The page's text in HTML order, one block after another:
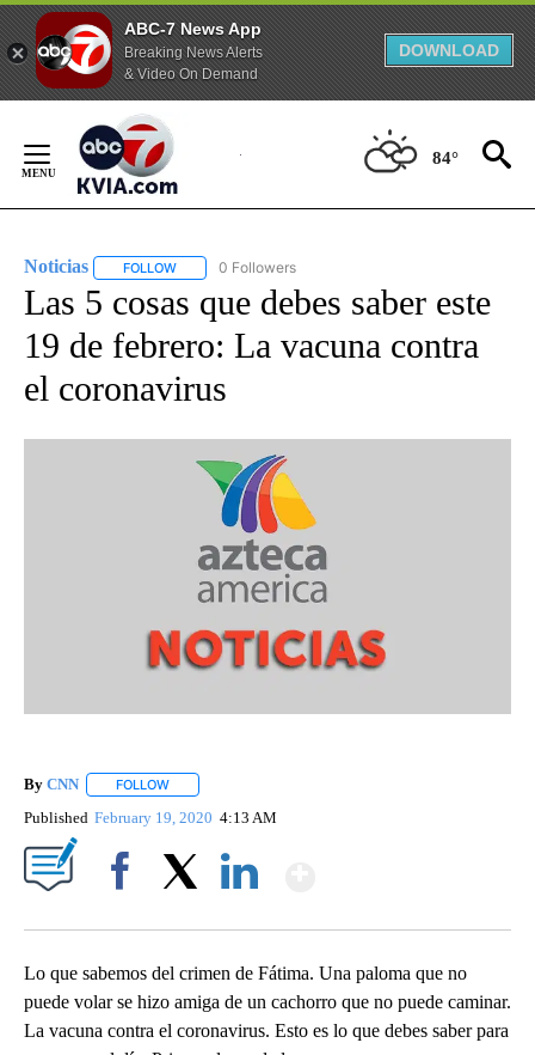
ABC-7 News App
Breaking News Alerts
& Video On Demand
DOWNLOAD
Content
84°
Noticias FOLLOW FOLLOW "NOTICIAS" TO RECEIVE NOTIFICATIONS
0 Followers
Las 5 cosas que debes saber este
19 de febrero: La vacuna contra
el coronavirus
By CNN FOLLOW
Published February 19, 2020 4:13 AM
Lo que sabemos del crimen de Fátima. Una paloma que no
puede volar se hizo amiga de un cachorro que no puede caminar.
La vacuna contra el coronavirus. Esto es lo que debes saber para